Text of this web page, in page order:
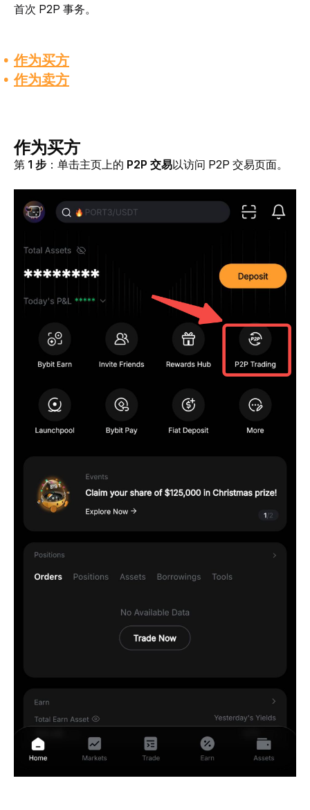
首次 P2P 事务。
作为买方
作为卖方
作为买方
第 1 步 ：单击主页上的 P2P 交易以访问 P2P 交易页面。